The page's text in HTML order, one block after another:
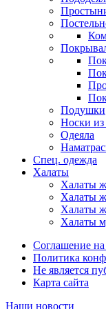
Подушки
Носки из
Одеяла
Спец. одежда
Халаты
Халаты
Халаты
Халаты
Халаты
Соглашение
Политика
Не является
Карта сайта
Наши новости